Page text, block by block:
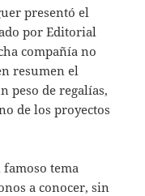
presentó el
por Editorial
compañía no
resumen el
peso de regalías,
de los proyectos
tema
a conocer, sin